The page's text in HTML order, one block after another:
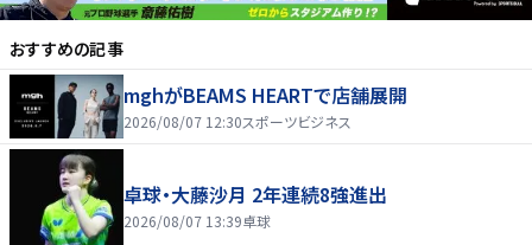
おすすめの記事
mghがBEAMS HEARTで店舗展開
2026/08/07 12:30スポーツビジネス
卓球・大藤沙月 2年連続8強進出
2026/08/07 13:39卓球